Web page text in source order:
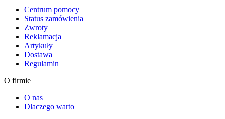
Centrum pomocy
Status zamówienia
Zwroty
Reklamacja
Artykuły
Dostawa
Regulamin
O firmie
O nas
Dlaczego warto